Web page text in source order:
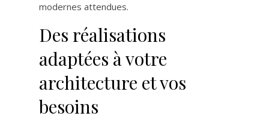
modernes attendues.
Des réalisations
adaptées à votre
architecture et vos
besoins